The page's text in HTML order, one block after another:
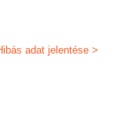
adat jelentése >